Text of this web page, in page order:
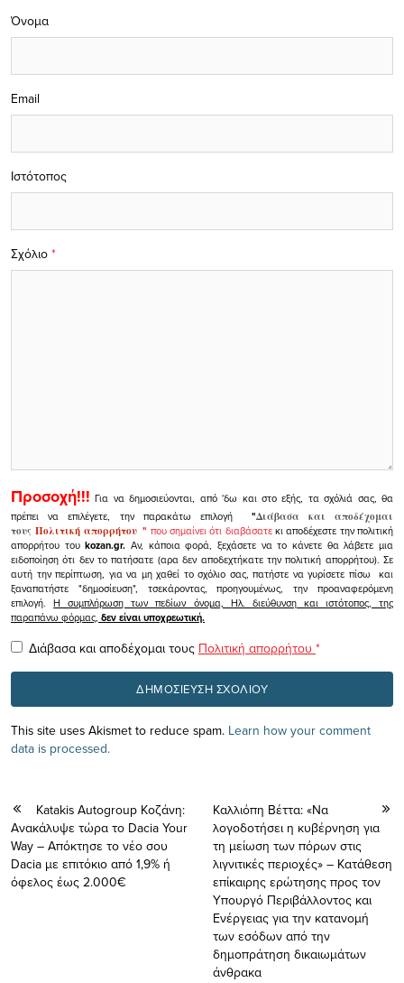
Σχόλιο *
Όνομα
Email
Ιστότοπος
Προσοχή!!! Για να δημοσιεύονται, από 'δω και στο εξής, τα σχόλιά σας, θα
πρέπει να επιλέγετε, την παρακάτω επιλογή
"Διάβασα και αποδέχομαι
τουςΠολιτική απορρήτου" που σημαίνει ότι διαβάσατεκι αποδέχεστε την πολιτική
απορρήτου τουkozan.gr. Αν, κάποια φορά, ξεχάσετε να το κάνετε θα λάβετε μια
ειδοποίηση ότι δεν το πατήσατε (αρα δεν αποδεχτήκατε την πολιτική απορρήτου). Σε
αυτή την περίπτωση, για να μη χαθεί το σχόλιο σας, πατήστε να γυρίσετε πίσω και
ξαναπατήστε "δημοσίευση", τσεκάροντας, προηγουμένως, την προαναφερόμενη
επιλογή.Η συμπλήρωση των πεδίων όνομα, Ηλ. διεύθυνση και ιστότοπος, της
παραπάνω φόρμας, δεν είναι υποχρεωτική.
Διάβασα και αποδέχομαι τους Πολιτική απορρήτου *
This site uses Akismet to reduce spam. Learn how your comment
data is processed.
Katakis Autogroup Κοζάνη:
Ανακάλυψε τώρα το Dacia Your
Way – Aπόκτησε το νέο σου
Dacia με επιτόκιο από 1,9% ή
όφελος έως 2.000€
Καλλιόπη Βέττα: «Να
λογοδοτήσει η κυβέρνηση για
τη μείωση των πόρων στις
λιγνιτικές περιοχές» – Κατάθεση
επίκαιρης ερώτησης προς τον
Υπουργό Περιβάλλοντος και
Ενέργειας για την κατανομή
των εσόδων από την
δημοπράτηση δικαιωμάτων
άνθρακα